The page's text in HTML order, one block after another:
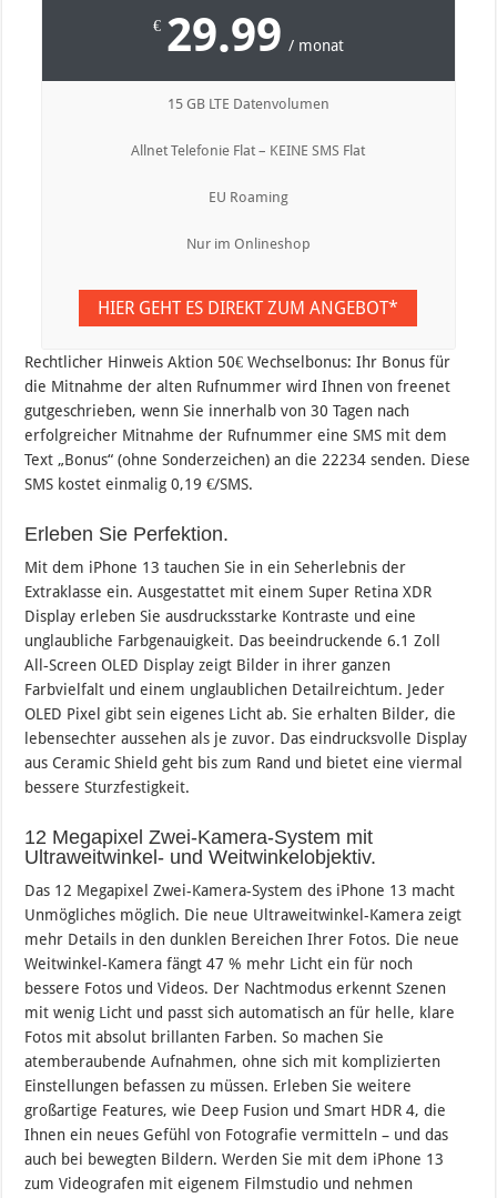
€ 29.99 / monat
15 GB LTE Datenvolumen
Allnet Telefonie Flat – KEINE SMS Flat
EU Roaming
Nur im Onlineshop
HIER GEHT ES DIREKT ZUM ANGEBOT*
Rechtlicher Hinweis Aktion 50€ Wechselbonus: Ihr Bonus für
die Mitnahme der alten Rufnummer wird Ihnen von freenet
gutgeschrieben, wenn Sie innerhalb von 30 Tagen nach
erfolgreicher Mitnahme der Rufnummer eine SMS mit dem
Text „Bonus“ (ohne Sonderzeichen) an die 22234 senden. Diese
SMS kostet einmalig 0,19 €/SMS.
Erleben Sie Perfektion.
Mit dem iPhone 13 tauchen Sie in ein Seherlebnis der
Extraklasse ein. Ausgestattet mit einem Super Retina XDR
Display erleben Sie ausdrucksstarke Kontraste und eine
unglaubliche Farbgenauigkeit. Das beeindruckende 6.1 Zoll
All‑Screen OLED Display zeigt Bilder in ihrer ganzen
Farbvielfalt und einem unglaublichen Detailreichtum. Jeder
OLED Pixel gibt sein eigenes Licht ab. Sie erhalten Bilder, die
lebensechter aussehen als je zuvor. Das eindrucksvolle Display
aus Ceramic Shield geht bis zum Rand und bietet eine viermal
bessere Sturzfestigkeit.
12 Megapixel Zwei-Kamera-System mit
Ultraweitwinkel‑ und Weitwinkel­objektiv.
Das 12 Megapixel Zwei-Kamera-System des iPhone 13 macht
Unmögliches möglich. Die neue Ultraweitwinkel-Kamera zeigt
mehr Details in den dunklen Bereichen Ihrer Fotos. Die neue
Weitwinkel-Kamera fängt 47 % mehr Licht ein für noch
bessere Fotos und Videos. Der Nachtmodus erkennt Szenen
mit wenig Licht und passt sich automatisch an für helle, klare
Fotos mit absolut brillanten Farben. So machen Sie
atemberaubende Aufnahmen, ohne sich mit komplizierten
Einstellungen befassen zu müssen. Erleben Sie weitere
großartige Features, wie Deep Fusion und Smart HDR 4, die
Ihnen ein neues Gefühl von Fotografie vermitteln – und das
auch bei bewegten Bildern. Werden Sie mit dem iPhone 13
zum Videografen mit eigenem Filmstudio und nehmen